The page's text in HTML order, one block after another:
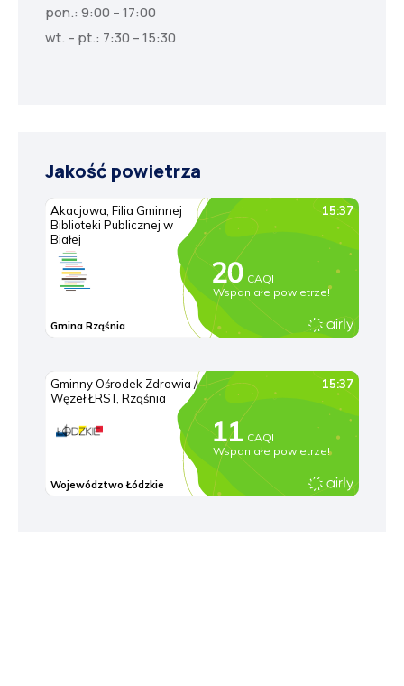
pon.: 9:00 – 17:00
wt. – pt.: 7:30 – 15:30
Jakość powietrza